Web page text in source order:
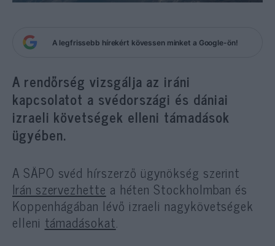
A legfrissebb hírekért kövessen minket a Google-ön!
A rendőrség vizsgálja az iráni
kapcsolatot a svédországi és dániai
izraeli követségek elleni támadások
ügyében.
A SÄPO svéd hírszerző ügynökség szerint
Irán szervezhette a héten Stockholmban és
Koppenhágában lévő izraeli nagykövetségek
elleni támadásokat.